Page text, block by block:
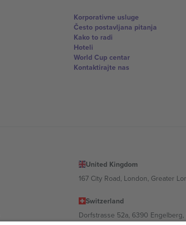
Korporativne usluge
Često postavljana pitanja
Kako to radi
Hoteli
World Cup centar
Kontaktirajte nas
United Kingdom
167 City Road, London, Greater
Switzerland
Dorfstrasse 52a, 6390 Engelberg,